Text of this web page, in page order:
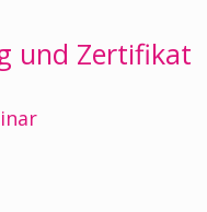
und Zertifikat